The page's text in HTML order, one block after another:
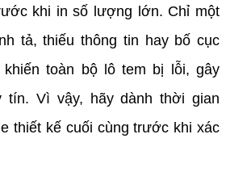
khi in số lượng lớn. Chỉ một
tả, thiếu thông tin hay bố cục
toàn bộ lô tem bị lỗi, gây
tín. Vì vậy, hãy dành thời gian
thiết kế cuối cùng trước khi xác